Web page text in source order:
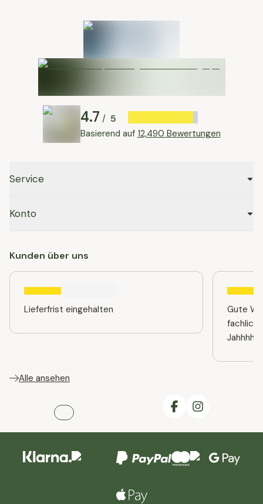
4.7 / 5
Basierend auf 12,490 Bewertungen
Service
Konto
Kunden über uns
Lieferfrist eingehalten
Gute
fachlich
Alle ansehen